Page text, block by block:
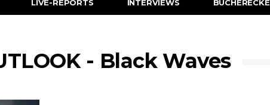
LIVE-REPORTS INTERVIEWS BÜCHERECKE
- Black Waves